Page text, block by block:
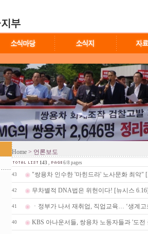
Home > 언론보도
143 , 6/8 pages
43 "쌍용차 인수한 '마힌드라' 노사문화 최악"
42 무차별적 DNA법은 위헌이다! [뉴시스 6.16]
41 ㆍ정부가 나서 재취업, 직업교육… ‘생계
40 KBS 아나운서들, 쌍용차 노동자들과 '도전